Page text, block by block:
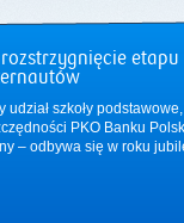
rozstrzygnięcie
udział szkoły
PKO Banku
– odbywa się w roku